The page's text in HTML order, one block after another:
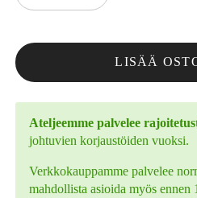
LISÄÄ
Ateljeemme palvelee
johtuvien korjaustöiden vuoksi.
Verkkokauppamme palvelee
mahdollista asioida myös ennen